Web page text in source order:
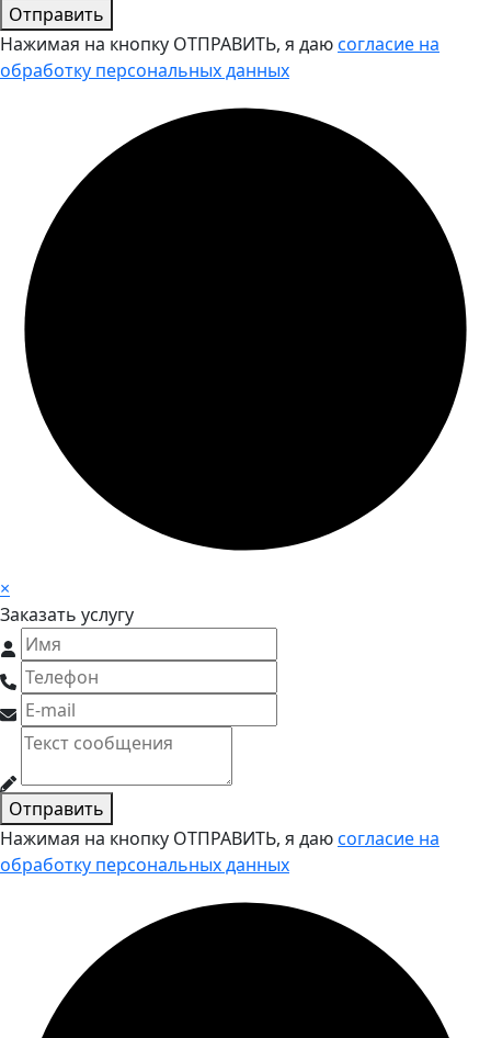
Отправить
Нажимая на кнопку ОТПРАВИТЬ, я даюсогласие на
обработку персональных данных
×
Заказать услугу
Отправить
Нажимая на кнопку ОТПРАВИТЬ, я даюсогласие на
обработку персональных данных